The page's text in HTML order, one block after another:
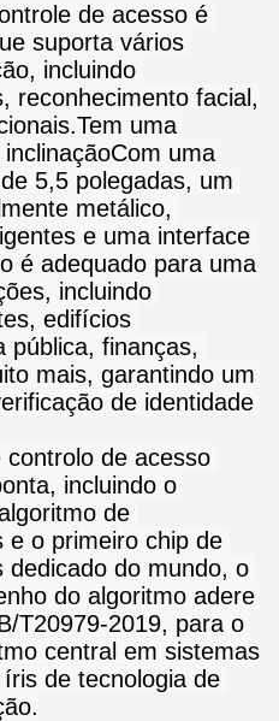
de acesso é
suporta vários
incluindo
reconhecimento facial,
uma
uma
5,5 polegadas, um
metálico,
e uma interface
é adequado para uma
incluindo
edifícios
pública, finanças,
mais, garantindo um
de identidade
de acesso
incluindo o
de
e o primeiro chip de
dedicado do mundo, o
do algoritmo adere
T20979-2019, para o
central em sistemas
de tecnologia de